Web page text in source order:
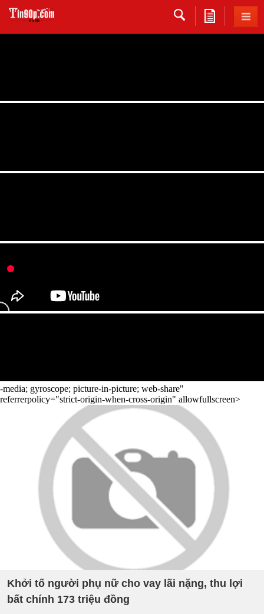
-media; gyroscope; picture-in-picture; web-share"
referrerpolicy="strict-origin-when-cross-origin" allowfullscreen>
Khởi tố người phụ nữ cho vay lãi nặng, thu lợi
bất chính 173 triệu đồng